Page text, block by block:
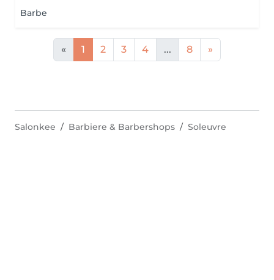
Barbe
« 1 2 3 4 ... 8 »
Salonkee Barbiere & Barbershops Soleuvre